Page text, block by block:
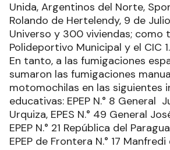
Unida, Argentinos del Norte,
Rolando de Hertelendy, 9 de
Universo y 300 viviendas; como
Polideportivo Municipal y el CIC
En tanto, a las fumigaciones
sumaron las fumigaciones
motomochilas en las siguientes
educativas: EPEP N.° 8 General
Urquiza, EPES N.° 49 General
EPEP N.° 21 República del
EPEP de Frontera N.° 17